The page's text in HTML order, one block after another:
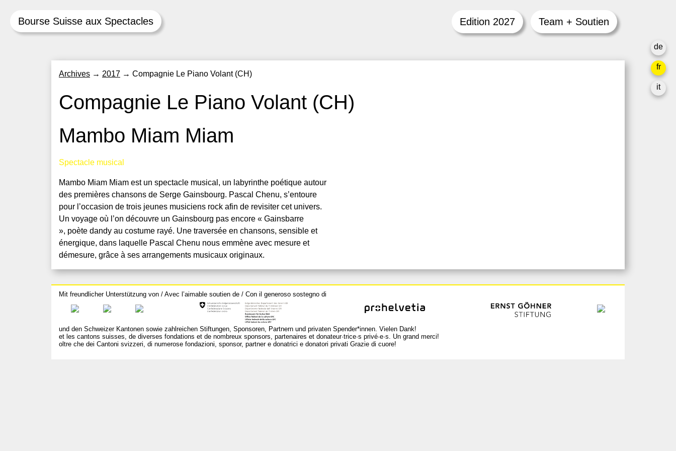
de
fr
it
Bourse Suisse aux Spectacles Edition 2027 Team + Soutien
Archives → 2017 → Compagnie Le Piano Volant (CH)
Compagnie Le Piano Volant (CH)
Mambo Miam Miam
Spectacle musical
Mambo Miam Miam est un spectacle musical, un labyrinthe poétique autour
des premières chansons de Serge Gainsbourg. Pascal Chenu, s’entoure
pour l’occasion de trois jeunes musiciens rock afin de revisiter cet univers.
Un voyage où l’on découvre un Gainsbourg pas encore « Gainsbarre
», poète dandy au costume rayé. Une traversée en chansons, sensible et
énergique, dans laquelle Pascal Chenu nous emmène avec mesure et
démesure, grâce à ses arrangements musicaux originaux.
Mit freundlicher Unterstützung von / Avec l’aimable soutien de / Con il generoso sostegno di
und den Schweizer Kantonen sowie zahlreichen Stiftungen, Sponsoren, Partnern und privaten Spender*innen. Vielen Dank!
et les cantons suisses, de diverses fondations et de nombreux sponsors, partenaires et donateur·trice·s privé·e·s. Un grand merci!
oltre che dei Cantoni svizzeri, di numerose fondazioni, sponsor, partner e donatrici e donatori privati Grazie di cuore!